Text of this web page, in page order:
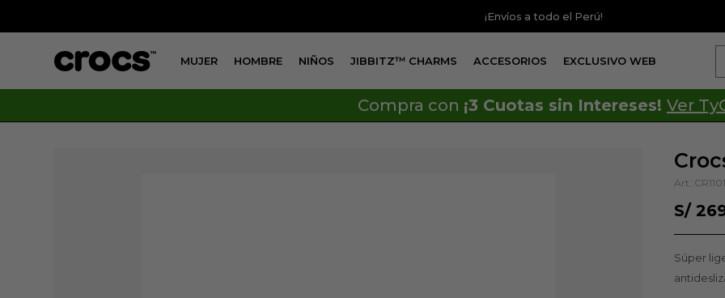
¡Envíos a todo el Perú!
MUJER HOMBRE NIÑOS JIBBITZ™ CHARMS ACCESORIOS EXCLUSIVO WEB
Compra con ¡3 Cuotas sin Intereses! Ver
S/
Súper